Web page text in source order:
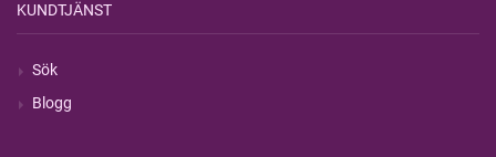
KUNDTJÄNST
Sök
Blogg